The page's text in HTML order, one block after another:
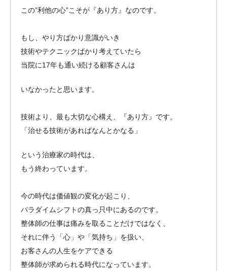
この”利他の心”こそが『あり方』なのです。
もし、やり方ばかり意識がいき
技術やテクニックばかり考えていたら
当院に17年も通い続ける顧客さんは
いなかったと思います。
技術より、最も大切な心構え、『あり方』です。
「治せる技術があればなんとかなる」
という治療家の時代は、
もう終わっています。
今の時代は価値観の変化が起こり、
パラダイムシフトの真っ只中にあるのです。
整体師の仕事は痛みを取ることだけではなく、
それに伴う「心」や「気持ち」を扱い、
お客さんの人生をケアできる
整体師が求められる時代になっています。